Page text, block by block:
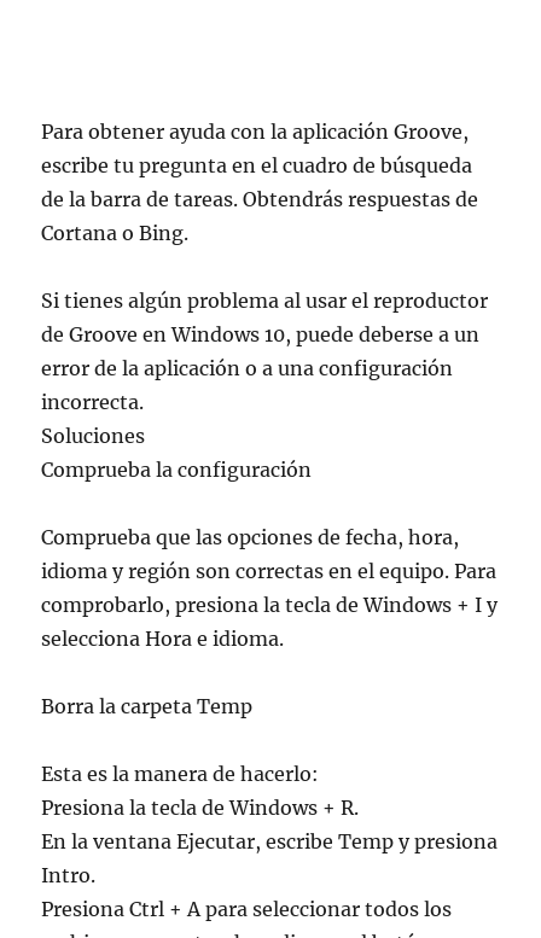
Para obtener ayuda con la aplicación Groove,
escribe tu pregunta en el cuadro de búsqueda
de la barra de tareas. Obtendrás respuestas de
Cortana o Bing.
Si tienes algún problema al usar el reproductor
de Groove en Windows 10, puede deberse a un
error de la aplicación o a una configuración
incorrecta.
Soluciones
Comprueba la configuración
Comprueba que las opciones de fecha, hora,
idioma y región son correctas en el equipo. Para
comprobarlo, presiona la tecla de Windows + I y
selecciona Hora e idioma.
Borra la carpeta Temp
Esta es la manera de hacerlo:
Presiona la tecla de Windows + R.
En la ventana Ejecutar, escribe Temp y presiona
Intro.
Presiona Ctrl + A para seleccionar todos los